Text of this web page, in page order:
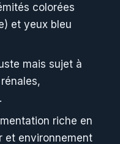
colorées
et yeux bleu
mais sujet à
riche en
et environnement